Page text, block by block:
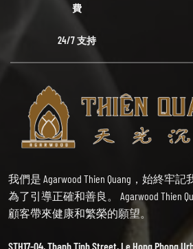
費
24/7 支持
我們是 Agarwood Thien Quang，始終牢
為了引導正確和善良。 Agarwood Thien
顧客帶來健康和繁榮的願望。
STH17-04, Thanh Tinh Street, Le Hong Phong